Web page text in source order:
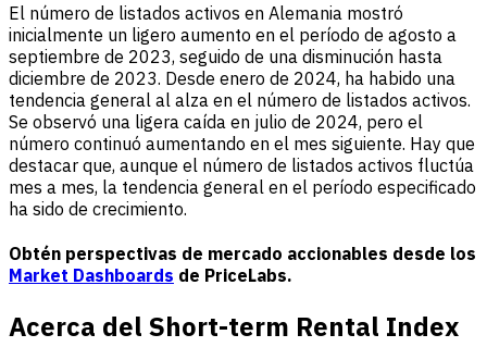
El número de listados activos en Alemania mostró
inicialmente un ligero aumento en el período de agosto a
septiembre de 2023, seguido de una disminución hasta
diciembre de 2023. Desde enero de 2024, ha habido una
tendencia general al alza en el número de listados activos.
Se observó una ligera caída en julio de 2024, pero el
número continuó aumentando en el mes siguiente. Hay que
destacar que, aunque el número de listados activos fluctúa
mes a mes, la tendencia general en el período especificado
ha sido de crecimiento.
Obtén perspectivas de mercado accionables desde los
Market Dashboards de PriceLabs.
Acerca del Short-term Rental Index